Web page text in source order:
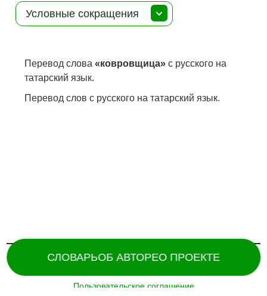
СЛОВАРЬОБ АВТОРЕО ПРОЕКТЕ
Условные сокращения
Перевод слова«ковровщица» с русского на
татарский язык.
Перевод слов с русского на татарский язык.
Пользовательское соглашение